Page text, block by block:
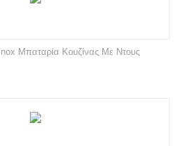
Μπαταρία Κουζίνας Με Ντους